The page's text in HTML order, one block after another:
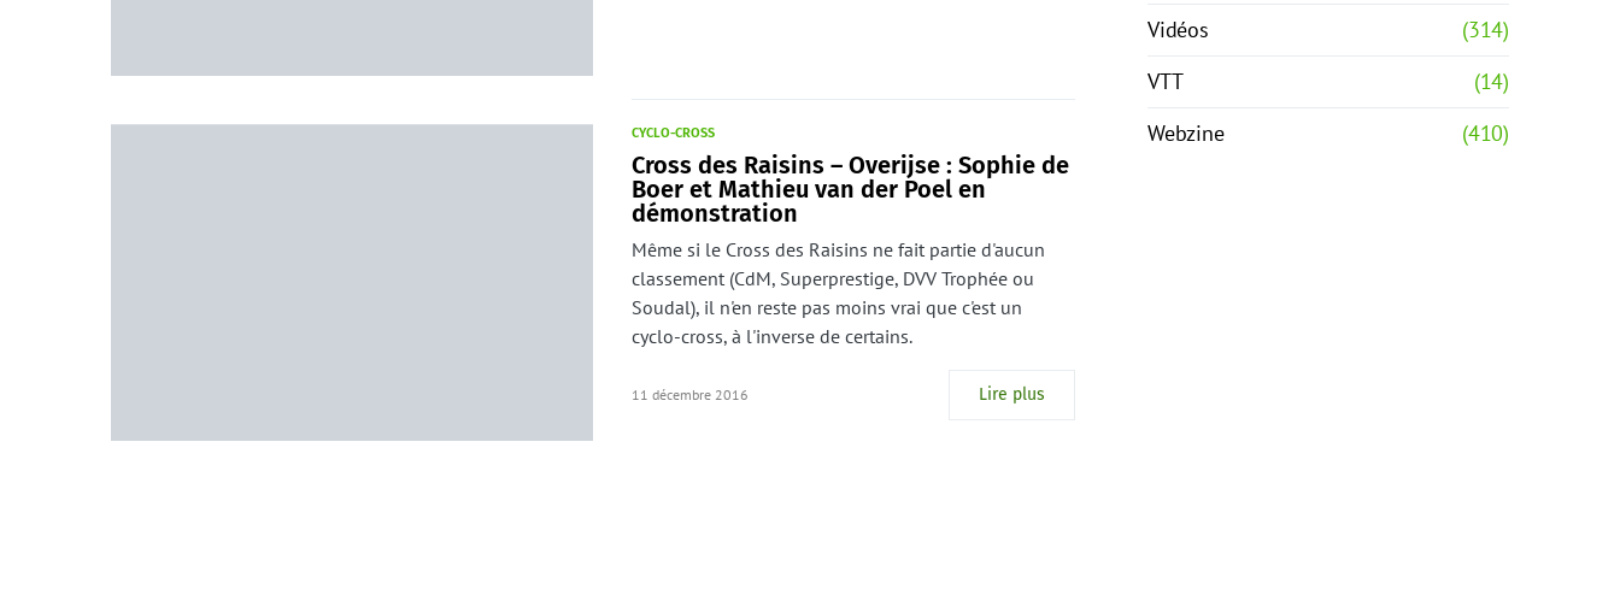
CYCLO-CROSS
Cross des Raisins – Overijse : Sophie de
Boer et Mathieu van der Poel en
démonstration
Même si le Cross des Raisins ne fait partie d'aucun
classement (CdM, Superprestige, DVV Trophée ou
Soudal), il n'en reste pas moins vrai que c'est un
cyclo-cross, à l'inverse de certains.
11 décembre 2016 Lire plus
Vidéos
(314)
VTT
(14)
Webzine
(410)